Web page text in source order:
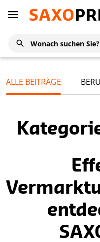
ALLE BEITRÄGE